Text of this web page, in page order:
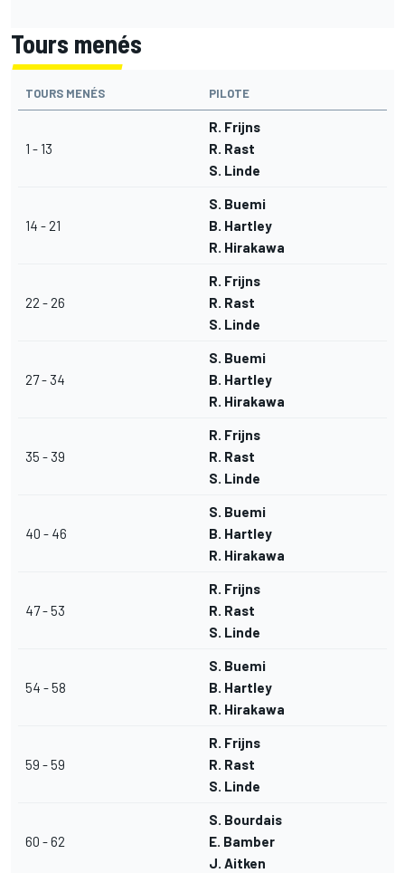
Tours menés
TOURS MENÉS PILOTE
1 - 13
R. Frijns
R. Rast
S. Linde
14 - 21
S. Buemi
B. Hartley
R. Hirakawa
22 - 26
R. Frijns
R. Rast
S. Linde
27 - 34
S. Buemi
B. Hartley
R. Hirakawa
35 - 39
R. Frijns
R. Rast
S. Linde
40 - 46
S. Buemi
B. Hartley
R. Hirakawa
47 - 53
R. Frijns
R. Rast
S. Linde
54 - 58
S. Buemi
B. Hartley
R. Hirakawa
59 - 59
R. Frijns
R. Rast
S. Linde
60 - 62
S. Bourdais
E. Bamber
J. Aitken